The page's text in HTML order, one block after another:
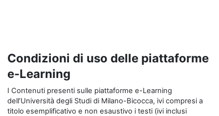
Condizioni di uso delle piattaforme
e-Learning
I Contenuti presenti sulle piattaforme e-Learning
dell’Università degli Studi di Milano-Bicocca, ivi compresi a
titolo esemplificativo e non esaustivo i testi (ivi inclusi